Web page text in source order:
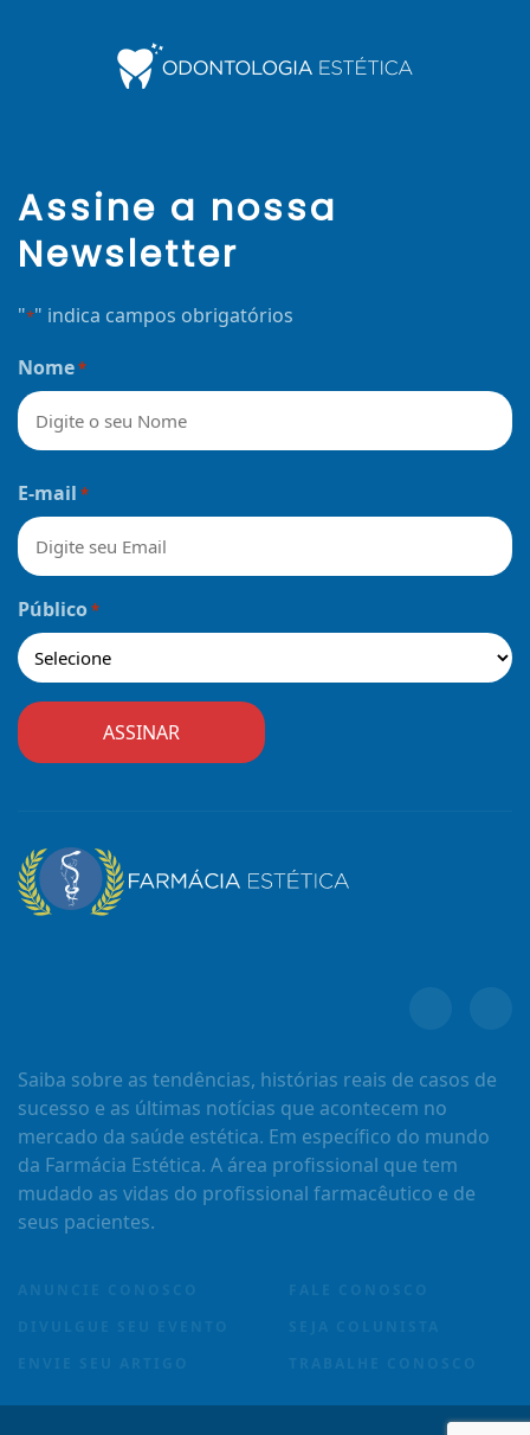
Assine a nossa
Newsletter
"*" indica campos obrigatórios
Nome*
E-mail *
Público*
Saiba sobre as tendências, histórias reais de casos de
sucesso e as últimas notícias que acontecem no
mercado da saúde estética. Em específico do mundo
da Farmácia Estética. A área profissional que tem
mudado as vidas do profissional farmacêutico e de
seus pacientes.